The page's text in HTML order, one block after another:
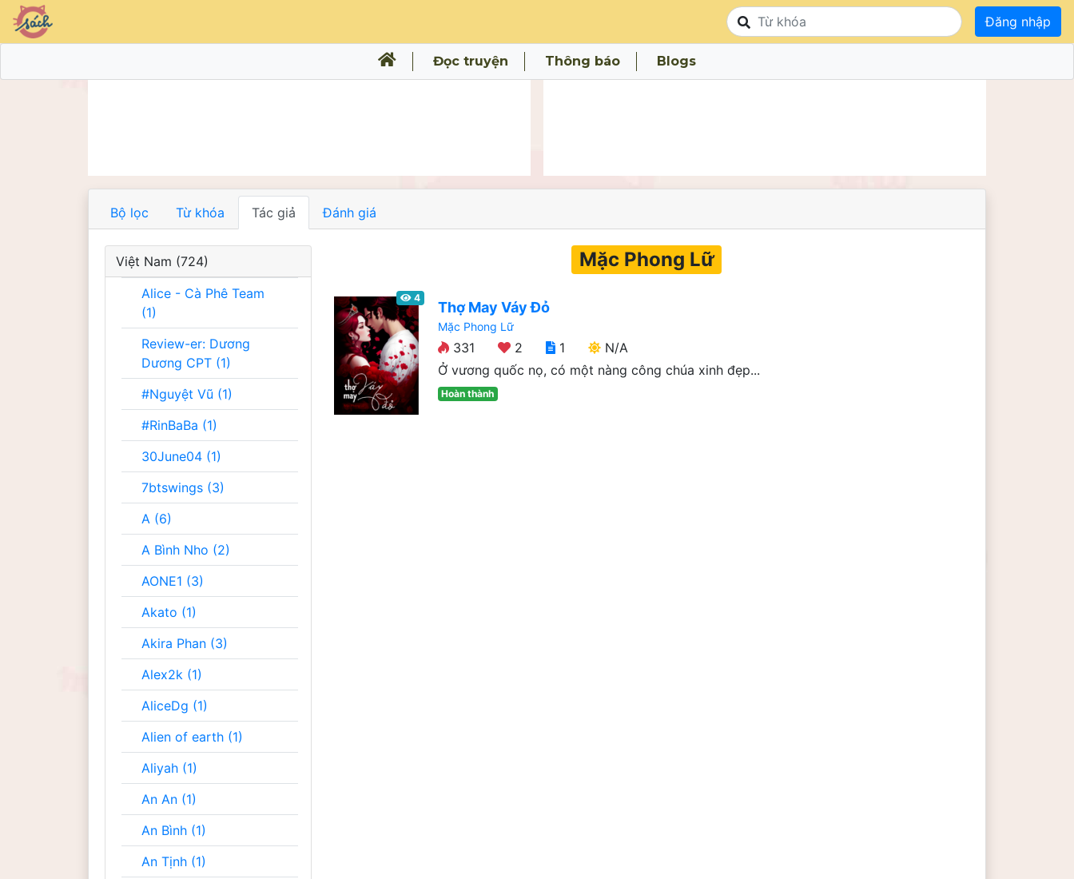
Đăng nhập
Đọc truyện Thông báo Blogs
Bộ lọc Từ khóa Tác giả Đánh giá
Việt Nam (724)
Alice - Cà Phê Team
(1)
Review-er: Dương
Dương CPT (1)
#Nguyệt Vũ (1)
#RinBaBa (1)
30June04 (1)
7btswings (3)
A (6)
A Bình Nho (2)
AONE1 (3)
Akato (1)
Akira Phan (3)
Alex2k (1)
AliceDg (1)
Alien of earth (1)
Aliyah (1)
An An (1)
An Bình (1)
An Tịnh (1)
Mặc Phong Lữ
4
Thợ May Váy Đỏ
Mặc Phong Lữ
331 2 1
N/A
Ở vương quốc nọ, có một nàng công chúa xinh đẹp...
Hoàn thành